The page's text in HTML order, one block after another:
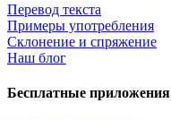
Перевод текста
Примеры употребления
Склонение и спряжение
Наш блог
Бесплатные приложения